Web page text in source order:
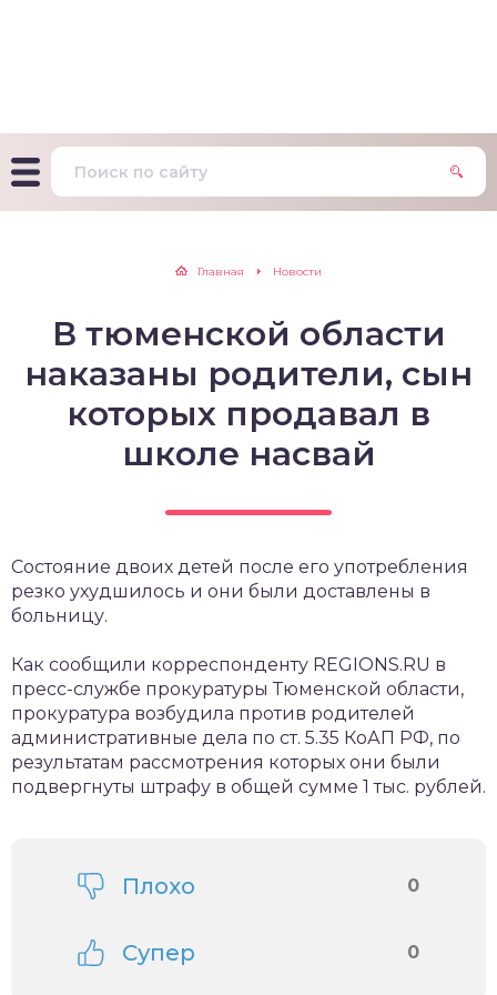
Главная Новости
В тюменской области
наказаны родители, сын
которых продавал в
школе насвай
Состояние двоих детей после его употребления
резко ухудшилось и они были доставлены в
больницу.
Как сообщили корреспонденту REGIONS.RU в
пресс-службе прокуратуры Тюменской области,
прокуратура возбудила против родителей
административные дела по ст. 5.35 КоАП РФ, по
результатам рассмотрения которых они были
подвергнуты штрафу в общей сумме 1 тыс. рублей.
Плохо 0
Супер 0
на определение типа
поведения
зависимости
курильщика –